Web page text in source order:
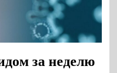
за неделю